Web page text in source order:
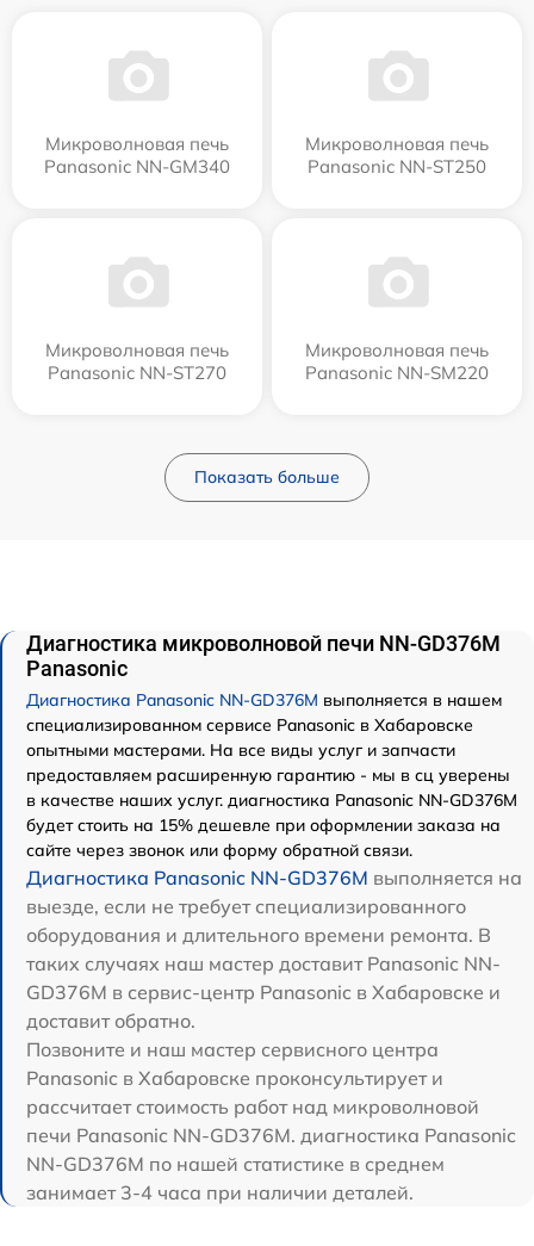
Микроволновая печь
Panasonic NN-GM340
Микроволновая печь
Panasonic NN-ST250
Микроволновая печь
Panasonic NN-ST270
Микроволновая печь
Panasonic NN-SM220
Показать больше
Диагностика микроволновой печи NN-GD376M
Panasonic
Диагностика Panasonic NN-GD376M выполняется в нашем
специализированном сервисе Panasonic в Хабаровске
опытными мастерами. На все виды услуг и запчасти
предоставляем расширенную гарантию - мы в сц уверены
в качестве наших услуг. диагностика Panasonic NN-GD376M
будет стоить на 15% дешевле при оформлении заказа на
сайте через звонок или форму обратной связи.
Диагностика Panasonic NN-GD376M выполняется на
выезде, если не требует специализированного
оборудования и длительного времени ремонта. В
таких случаях наш мастер доставит Panasonic NN-
GD376M в сервис-центр Panasonic в Хабаровске и
доставит обратно.
Позвоните и наш мастер сервисного центра
Panasonic в Хабаровске проконсультирует и
рассчитает стоимость работ над микроволновой
печи Panasonic NN-GD376M. диагностика Panasonic
NN-GD376M по нашей статистике в среднем
занимает 3-4 часа при наличии деталей.